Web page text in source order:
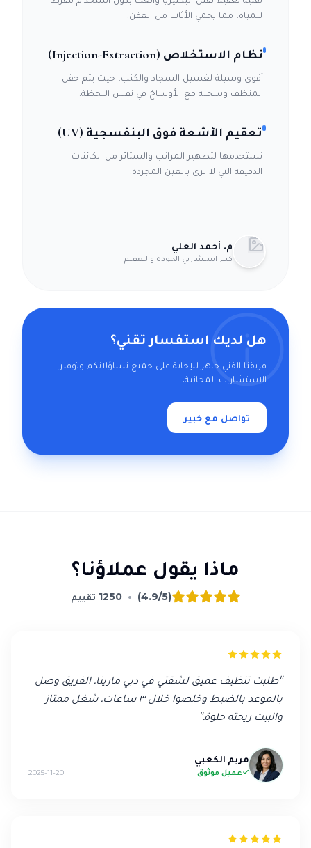
للمياه، مما يحمي الأثاث من العفن.
نظام الاستخلاص (Injection-Extraction)
أقوى وسيلة لغسيل السجاد والكنب، حيث يتم حقن
المنظف وسحبه مع الأوساخ في نفس اللحظة.
تعقيم الأشعة فوق البنفسجية (UV)
نستخدمها لتطهير المراتب والستائر من الكائنات
الدقيقة التي لا ترى بالعين المجردة.
م. أحمد العلي
كبير استشاريي الجودة والتعقيم
هل لديك استفسار تقني؟
فريقنا الفني جاهز للإجابة على جميع تساؤلاتكم وتوفير
الاستشارات المجانية.
تواصل مع خبير
ماذا يقول عملاؤنا؟
(4.9/5)
•
1250 تقييم
"طلبت تنظيف عميق لشقتي في دبي مارينا. الفريق وصل
بالموعد بالضبط وخلصوا خلال ٣ ساعات. شغل ممتاز
والبيت ريحته حلوة."
مريم الكعبي
عميل موثوق 2025-11-20